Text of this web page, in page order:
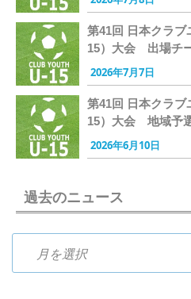
第41回 日本クラ
15）大会 出場チ
2026年7月7日
第41回 日本クラ
15）大会 地域予
2026年6月10日
過去のニュース